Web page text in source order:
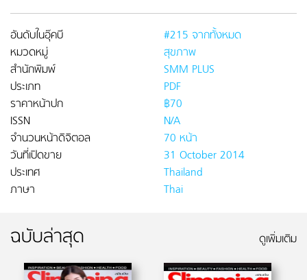
อันดับในอุ๊คบี
#215 จากทั้งหมด
หมวดหมู่
สุขภาพ
สำนักพิมพ์
SMM PLUS
ประเภท
PDF
ราคาหน้าปก
฿70
ISSN
N/A
จำนวนหน้าดิจิตอล
70 หน้า
วันที่เปิดขาย
31 October 2014
ประเทศ
Thailand
ภาษา
Thai
ฉบับล่าสุด ดูเพิ่มเติม